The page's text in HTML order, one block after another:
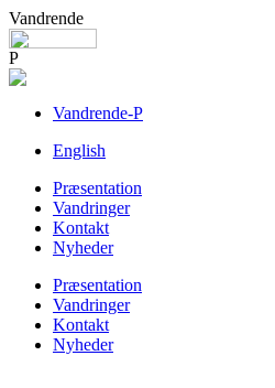
Vandrende
P
Vandrende-P
English
Præsentation
Vandringer
Kontakt
Nyheder
Præsentation
Vandringer
Kontakt
Nyheder